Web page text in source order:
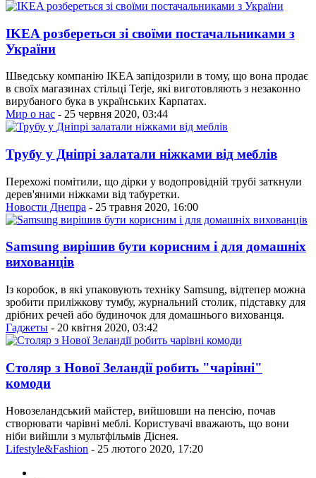
IKEA розбереться зі своїми постачальниками з
України
Шведську компанію IKEA запідозрили в тому, що вона продає
в своїх магазинах стільці Terje, які виготовляють з незаконно
вирубаного бука в українських Карпатах.
Мир о нас - 25 червня 2020, 03:44
Трубу у Дніпрі залатали ніжками від меблів
Перехожі помітили, що дірки у водопровідній трубі заткнули
дерев'яними ніжками від табуретки.
Новости Днепра - 25 травня 2020, 16:00
Samsung вирішив бути корисним і для домашніх
вихованців
Із коробок, в які упаковують техніку Samsung, відтепер можна
зробити приліжкову тумбу, журнальний столик, підставку для
дрібних речей або будиночок для домашнього вихованця.
Гаджеты - 20 квітня 2020, 03:42
Столяр з Нової Зеландії робить "чарівні"
комоди
Новозеландський майстер, вийшовши на пенсію, почав
створювати чарівні меблі. Користувачі вважають, що вони
ніби вийшли з мультфільмів Діснея.
Lifestyle&Fashion - 25 лютого 2020, 17:20